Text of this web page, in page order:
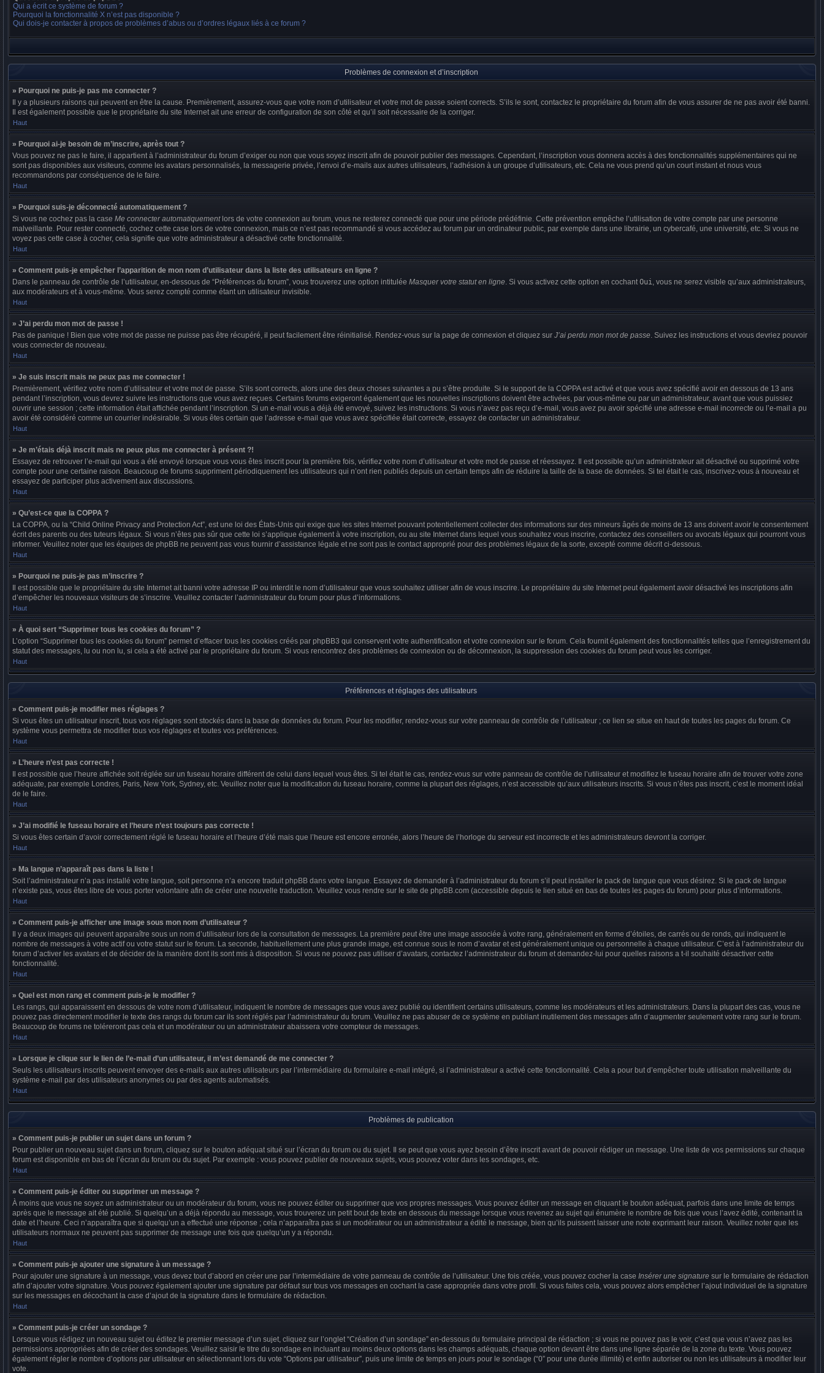
Qui a écrit ce système de forum ?
Pourquoi la fonctionnalité X n’est pas disponible ?
Qui dois-je contacter à propos de problèmes d’abus ou d’ordres légaux liés à ce forum ?
Problèmes de connexion et d’inscription
» Pourquoi ne puis-je pas me connecter ?
Il y a plusieurs raisons qui peuvent en être la cause. Premièrement, assurez-vous que votre nom d’utilisateur et votre mot de passe soient corrects. S’ils le sont, contactez le propriétaire du forum afin de vous assurer de ne pas avoir été banni.
Il est également possible que le propriétaire du site Internet ait une erreur de configuration de son côté et qu’il soit nécessaire de la corriger.
Haut
» Pourquoi ai-je besoin de m’inscrire, après tout ?
Vous pouvez ne pas le faire, il appartient à l’administrateur du forum d’exiger ou non que vous soyez inscrit afin de pouvoir publier des messages. Cependant, l’inscription vous donnera accès à des fonctionnalités supplémentaires qui ne
sont pas disponibles aux visiteurs, comme les avatars personnalisés, la messagerie privée, l’envoi d’e-mails aux autres utilisateurs, l’adhésion à un groupe d’utilisateurs, etc. Cela ne vous prend qu’un court instant et nous vous
recommandons par conséquence de le faire.
Haut
» Pourquoi suis-je déconnecté automatiquement ?
Si vous ne cochez pas la case Me connecter automatiquementlors de votre connexion au forum, vous ne resterez connecté que pour une période prédéfinie. Cette prévention empêche l’utilisation de votre compte par une personne
malveillante. Pour rester connecté, cochez cette case lors de votre connexion, mais ce n’est pas recommandé si vous accédez au forum par un ordinateur public, par exemple dans une librairie, un cybercafé, une université, etc. Si vous ne
voyez pas cette case à cocher, cela signifie que votre administrateur a désactivé cette fonctionnalité.
Haut
» Comment puis-je empêcher l’apparition de mon nom d’utilisateur dans la liste des utilisateurs en ligne ?
Dans le panneau de contrôle de l’utilisateur, en-dessous de “Préférences du forum”, vous trouverez une option intitulée Masquer votre statut en ligne. Si vous activez cette option en cochantOui, vous ne serez visible qu’aux administrateurs,
aux modérateurs et à vous-même. Vous serez compté comme étant un utilisateur invisible.
Haut
» J’ai perdu mon mot de passe !
Pas de panique ! Bien que votre mot de passe ne puisse pas être récupéré, il peut facilement être réinitialisé. Rendez-vous sur la page de connexion et cliquez sur J’ai perdu mon mot de passe. Suivez les instructions et vous devriez pouvoir
vous connecter de nouveau.
Haut
» Je suis inscrit mais ne peux pas me connecter !
Premièrement, vérifiez votre nom d’utilisateur et votre mot de passe. S’ils sont corrects, alors une des deux choses suivantes a pu s’être produite. Si le support de la COPPA est activé et que vous avez spécifié avoir en dessous de 13 ans
pendant l’inscription, vous devrez suivre les instructions que vous avez reçues. Certains forums exigeront également que les nouvelles inscriptions doivent être activées, par vous-même ou par un administrateur, avant que vous puissiez
ouvrir une session ; cette information était affichée pendant l’inscription. Si un e-mail vous a déjà été envoyé, suivez les instructions. Si vous n’avez pas reçu d’e-mail, vous avez pu avoir spécifié une adresse e-mail incorrecte ou l’e-mail a pu
avoir été considéré comme un courrier indésirable. Si vous êtes certain que l’adresse e-mail que vous avez spécifiée était correcte, essayez de contacter un administrateur.
Haut
» Je m’étais déjà inscrit mais ne peux plus me connecter à présent ?!
Essayez de retrouver l’e-mail qui vous a été envoyé lorsque vous vous êtes inscrit pour la première fois, vérifiez votre nom d’utilisateur et votre mot de passe et réessayez. Il est possible qu’un administrateur ait désactivé ou supprimé votre
compte pour une certaine raison. Beaucoup de forums suppriment périodiquement les utilisateurs qui n’ont rien publiés depuis un certain temps afin de réduire la taille de la base de données. Si tel était le cas, inscrivez-vous à nouveau et
essayez de participer plus activement aux discussions.
Haut
» Qu’est-ce que la COPPA ?
La COPPA, ou la “Child Online Privacy and Protection Act”, est une loi des États-Unis qui exige que les sites Internet pouvant potentiellement collecter des informations sur des mineurs âgés de moins de 13 ans doivent avoir le consentement
écrit des parents ou des tuteurs légaux. Si vous n’êtes pas sûr que cette loi s’applique également à votre inscription, ou au site Internet dans lequel vous souhaitez vous inscrire, contactez des conseillers ou avocats légaux qui pourront vous
informer. Veuillez noter que les équipes de phpBB ne peuvent pas vous fournir d’assistance légale et ne sont pas le contact approprié pour des problèmes légaux de la sorte, excepté comme décrit ci-dessous.
Haut
» Pourquoi ne puis-je pas m’inscrire ?
Il est possible que le propriétaire du site Internet ait banni votre adresse IP ou interdit le nom d’utilisateur que vous souhaitez utiliser afin de vous inscrire. Le propriétaire du site Internet peut également avoir désactivé les inscriptions afin
d’empêcher les nouveaux visiteurs de s’inscrire. Veuillez contacter l’administrateur du forum pour plus d’informations.
Haut
» À quoi sert “Supprimer tous les cookies du forum” ?
L’option “Supprimer tous les cookies du forum” permet d’effacer tous les cookies créés par phpBB3 qui conservent votre authentification et votre connexion sur le forum. Cela fournit également des fonctionnalités telles que l’enregistrement du
statut des messages, lu ou non lu, si cela a été activé par le propriétaire du forum. Si vous rencontrez des problèmes de connexion ou de déconnexion, la suppression des cookies du forum peut vous les corriger.
Haut
Préférences et réglages des utilisateurs
» Comment puis-je modifier mes réglages ?
Si vous êtes un utilisateur inscrit, tous vos réglages sont stockés dans la base de données du forum. Pour les modifier, rendez-vous sur votre panneau de contrôle de l’utilisateur ; ce lien se situe en haut de toutes les pages du forum. Ce
système vous permettra de modifier tous vos réglages et toutes vos préférences.
Haut
» L’heure n’est pas correcte !
Il est possible que l’heure affichée soit réglée sur un fuseau horaire différent de celui dans lequel vous êtes. Si tel était le cas, rendez-vous sur votre panneau de contrôle de l’utilisateur et modifiez le fuseau horaire afin de trouver votre zone
adéquate, par exemple Londres, Paris, New York, Sydney, etc. Veuillez noter que la modification du fuseau horaire, comme la plupart des réglages, n’est accessible qu’aux utilisateurs inscrits. Si vous n’êtes pas inscrit, c’est le moment idéal
de le faire.
Haut
» J’ai modifié le fuseau horaire et l’heure n’est toujours pas correcte !
Si vous êtes certain d’avoir correctement réglé le fuseau horaire et l’heure d’été mais que l’heure est encore erronée, alors l’heure de l’horloge du serveur est incorrecte et les administrateurs devront la corriger.
Haut
» Ma langue n’apparaît pas dans la liste !
Soit l’administrateur n’a pas installé votre langue, soit personne n’a encore traduit phpBB dans votre langue. Essayez de demander à l’administrateur du forum s’il peut installer le pack de langue que vous désirez. Si le pack de langue
n’existe pas, vous êtes libre de vous porter volontaire afin de créer une nouvelle traduction. Veuillez vous rendre sur le site de phpBB.com (accessible depuis le lien situé en bas de toutes les pages du forum) pour plus d’informations.
Haut
» Comment puis-je afficher une image sous mon nom d’utilisateur ?
Il y a deux images qui peuvent apparaître sous un nom d’utilisateur lors de la consultation de messages. La première peut être une image associée à votre rang, généralement en forme d’étoiles, de carrés ou de ronds, qui indiquent le
nombre de messages à votre actif ou votre statut sur le forum. La seconde, habituellement une plus grande image, est connue sous le nom d’avatar et est généralement unique ou personnelle à chaque utilisateur. C’est à l’administrateur du
forum d’activer les avatars et de décider de la manière dont ils sont mis à disposition. Si vous ne pouvez pas utiliser d’avatars, contactez l’administrateur du forum et demandez-lui pour quelles raisons a t-il souhaité désactiver cette
fonctionnalité.
Haut
» Quel est mon rang et comment puis-je le modifier ?
Les rangs, qui apparaissent en dessous de votre nom d’utilisateur, indiquent le nombre de messages que vous avez publié ou identifient certains utilisateurs, comme les modérateurs et les administrateurs. Dans la plupart des cas, vous ne
pouvez pas directement modifier le texte des rangs du forum car ils sont réglés par l’administrateur du forum. Veuillez ne pas abuser de ce système en publiant inutilement des messages afin d’augmenter seulement votre rang sur le forum.
Beaucoup de forums ne toléreront pas cela et un modérateur ou un administrateur abaissera votre compteur de messages.
Haut
» Lorsque je clique sur le lien de l’e-mail d’un utilisateur, il m’est demandé de me connecter ?
Seuls les utilisateurs inscrits peuvent envoyer des e-mails aux autres utilisateurs par l’intermédiaire du formulaire e-mail intégré, si l’administrateur a activé cette fonctionnalité. Cela a pour but d’empêcher toute utilisation malveillante du
système e-mail par des utilisateurs anonymes ou par des agents automatisés.
Haut
Problèmes de publication
» Comment puis-je publier un sujet dans un forum ?
Pour publier un nouveau sujet dans un forum, cliquez sur le bouton adéquat situé sur l’écran du forum ou du sujet. Il se peut que vous ayez besoin d’être inscrit avant de pouvoir rédiger un message. Une liste de vos permissions sur chaque
forum est disponible en bas de l’écran du forum ou du sujet. Par exemple : vous pouvez publier de nouveaux sujets, vous pouvez voter dans les sondages, etc.
Haut
» Comment puis-je éditer ou supprimer un message ?
À moins que vous ne soyez un administrateur ou un modérateur du forum, vous ne pouvez éditer ou supprimer que vos propres messages. Vous pouvez éditer un message en cliquant le bouton adéquat, parfois dans une limite de temps
après que le message ait été publié. Si quelqu’un a déjà répondu au message, vous trouverez un petit bout de texte en dessous du message lorsque vous revenez au sujet qui énumère le nombre de fois que vous l’avez édité, contenant la
date et l’heure. Ceci n’apparaîtra que si quelqu’un a effectué une réponse ; cela n’apparaîtra pas si un modérateur ou un administrateur a édité le message, bien qu’ils puissent laisser une note exprimant leur raison. Veuillez noter que les
utilisateurs normaux ne peuvent pas supprimer de message une fois que quelqu’un y a répondu.
Haut
» Comment puis-je ajouter une signature à un message ?
Pour ajouter une signature à un message, vous devez tout d’abord en créer une par l’intermédiaire de votre panneau de contrôle de l’utilisateur. Une fois créée, vous pouvez cocher la case Insérer une signature sur le formulaire de rédaction
afin d’ajouter votre signature. Vous pouvez également ajouter une signature par défaut sur tous vos messages en cochant la case appropriée dans votre profil. Si vous faites cela, vous pouvez alors empêcher l’ajout individuel de la signature
sur les messages en décochant la case d’ajout de la signature dans le formulaire de rédaction.
Haut
» Comment puis-je créer un sondage ?
Lorsque vous rédigez un nouveau sujet ou éditez le premier message d’un sujet, cliquez sur l’onglet “Création d’un sondage” en-dessous du formulaire principal de rédaction ; si vous ne pouvez pas le voir, c’est que vous n’avez pas les
permissions appropriées afin de créer des sondages. Veuillez saisir le titre du sondage en incluant au moins deux options dans les champs adéquats, chaque option devant être dans une ligne séparée de la zone du texte. Vous pouvez
également régler le nombre d’options par utilisateur en sélectionnant lors du vote “Options par utilisateur”, puis une limite de temps en jours pour le sondage (“0” pour une durée illimité) et enfin autoriser ou non les utilisateurs à modifier leur
vote.